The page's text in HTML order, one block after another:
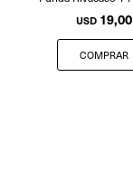
USD 19,00